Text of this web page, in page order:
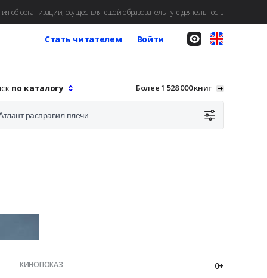
об организации, осуществляющей образовательную деятельность
Стать читателем Войти
по каталогу Более 1 528 000 книг
КИНОПОКАЗ 0+